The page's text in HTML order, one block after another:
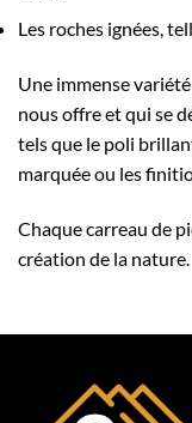
Les roches ignées,
Une immense
nous offre et qui se
tels que le poli
marquée ou les
Chaque carreau de
création de la nature.